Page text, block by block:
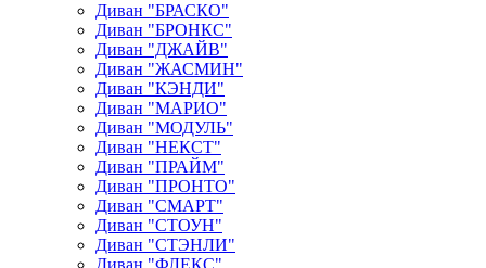
Диван "БРАСКО"
Диван "БРОНКС"
Диван "ДЖАЙВ"
Диван "ЖАСМИН"
Диван "КЭНДИ"
Диван "МАРИО"
Диван "МОДУЛЬ"
Диван "НЕКСТ"
Диван "ПРАЙМ"
Диван "ПРОНТО"
Диван "СМАРТ"
Диван "СТОУН"
Диван "СТЭНЛИ"